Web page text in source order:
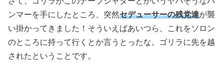
ンマーを手にしたところ、突然セデューサーの残党達が襲
い掛かってきました！そういえばあいつら、これをソロン
のところに持って行くとか言うとったな。ゴリラに先を越
されたということです。